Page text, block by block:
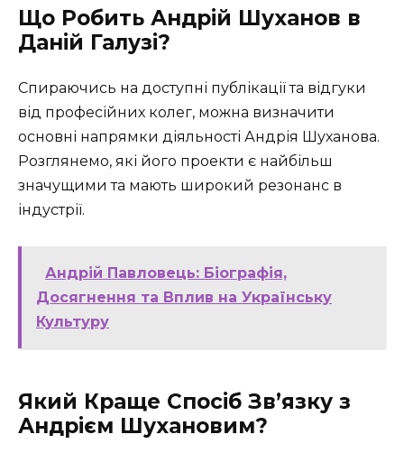
Що Робить Андрій Шуханов в
Даній Галузі?
Спираючись на доступні публікації та відгуки
від професійних колег, можна визначити
основні напрямки діяльності Андрія Шуханова.
Розглянемо, які його проекти є найбільш
значущими та мають широкий резонанс в
індустрії.
Андрій Павловець: Біографія,
Досягнення та Вплив на Українську
Культуру
Який Краще Спосіб Зв’язку з
Андрієм Шухановим?